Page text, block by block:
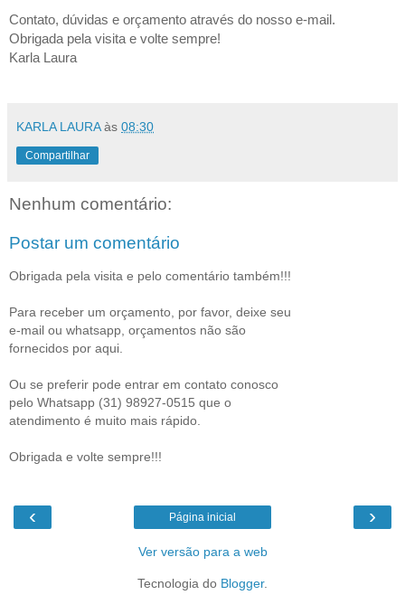
Contato, dúvidas e orçamento através do nosso e-mail.
Obrigada pela visita e volte sempre!
Karla Laura
KARLA LAURA às 08:30
Compartilhar
Nenhum comentário:
Postar um comentário
Obrigada pela visita e pelo comentário também!!!
Para receber um orçamento, por favor, deixe seu
e-mail ou whatsapp, orçamentos não são
fornecidos por aqui.
Ou se preferir pode entrar em contato conosco
pelo Whatsapp (31) 98927-0515 que o
atendimento é muito mais rápido.
Obrigada e volte sempre!!!
‹ ›
Página inicial
Ver versão para a web
Tecnologia do Blogger.